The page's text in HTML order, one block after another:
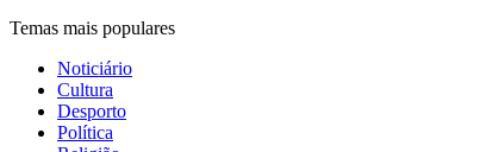
Temas mais populares
Noticiário
Cultura
Desporto
Política